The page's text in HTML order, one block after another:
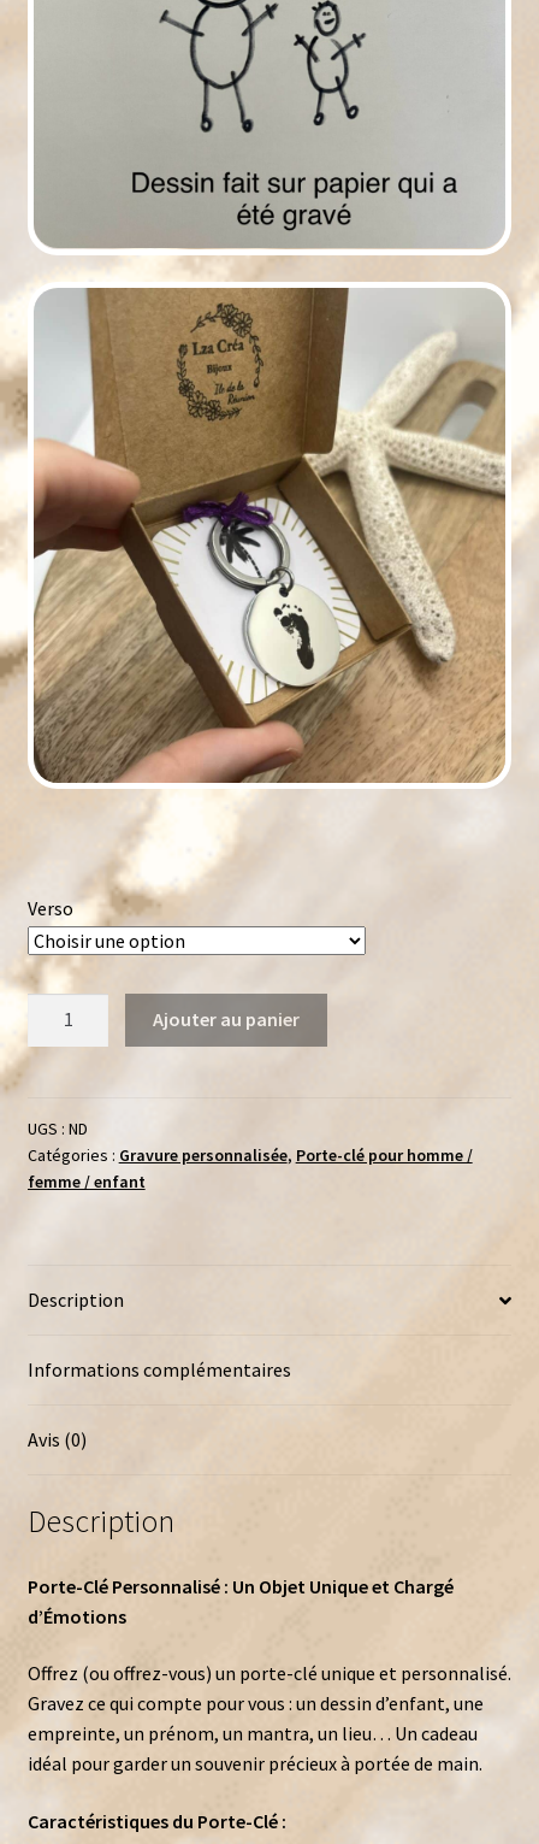
Verso
Personnalisé
Gravure
|
Prénom
Ajouter au panier
UGS : ND
Catégories : Gravure personnalisée, Porte-clé pour homme /
femme / enfant
Description
Informations complémentaires
Avis (0)
Description
Porte-Clé Personnalisé : Un Objet Unique et Chargé
d’Émotions
Offrez (ou offrez-vous) un porte-clé unique et personnalisé.
Gravez ce qui compte pour vous : un dessin d’enfant, une
empreinte, un prénom, un mantra, un lieu… Un cadeau
idéal pour garder un souvenir précieux à portée de main.
Caractéristiques du Porte-Clé :